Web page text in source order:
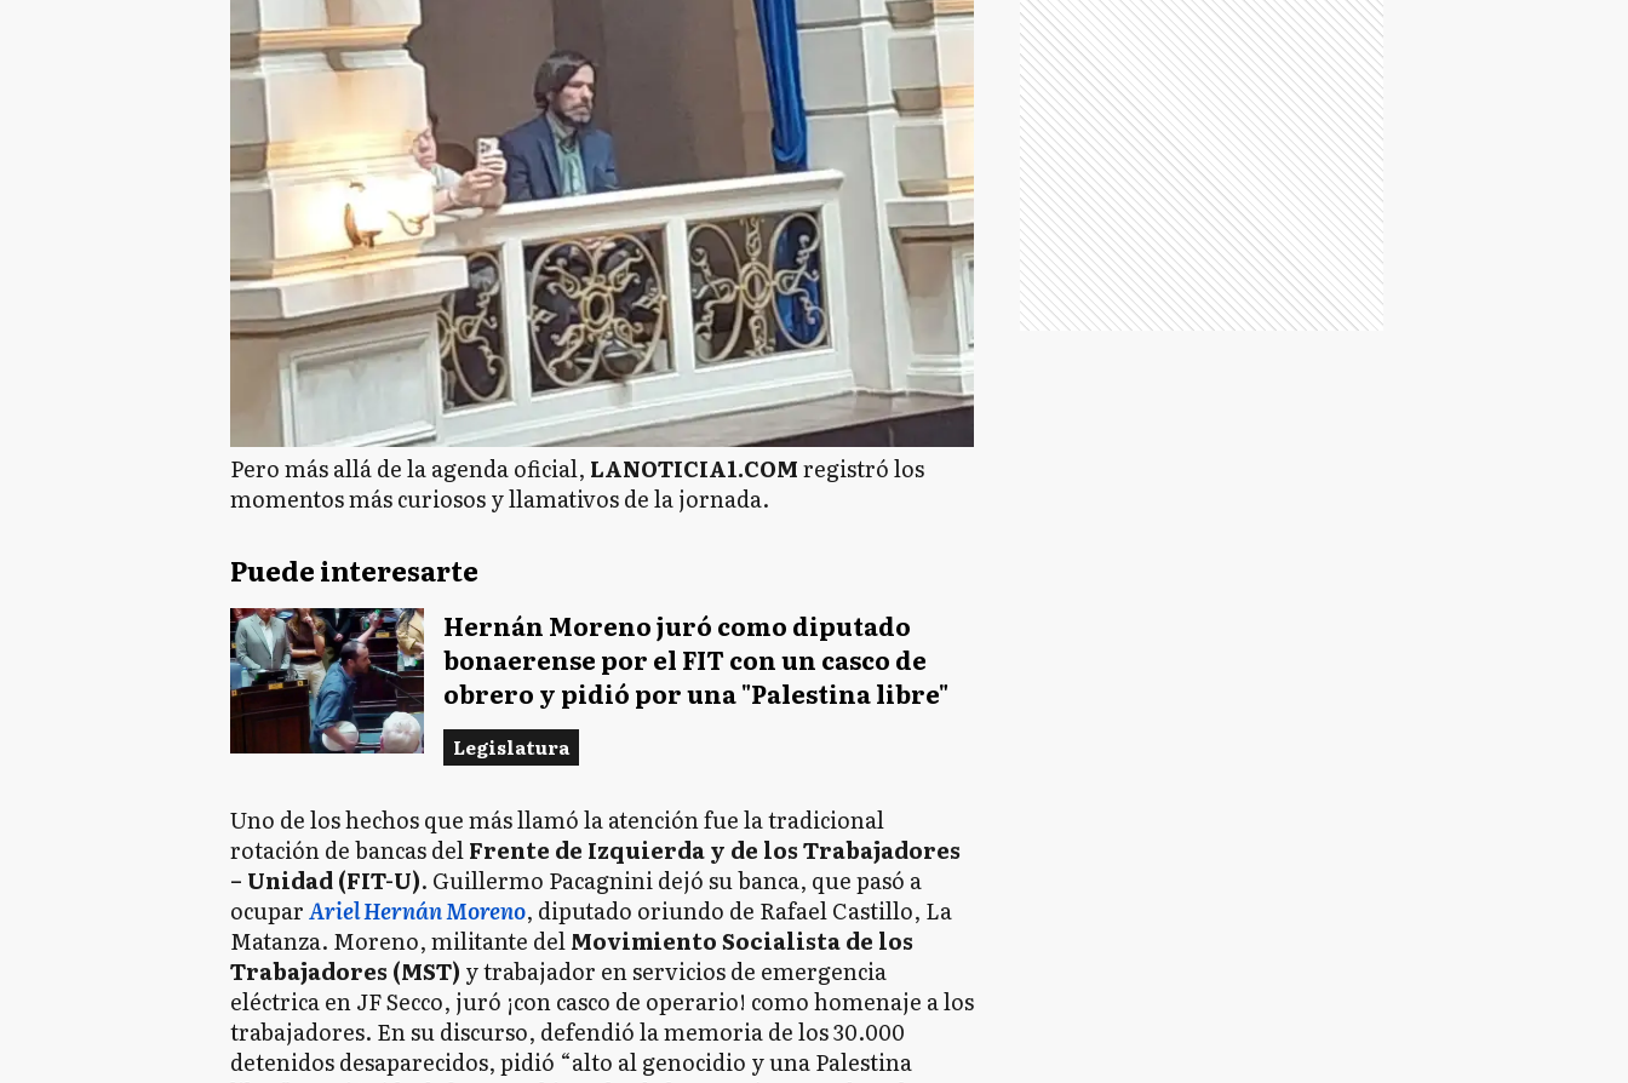
Pero más allá de la agenda oficial, LANOTICIA1.COMregistró los
momentos más curiosos y llamativos de la jornada.
Puede interesarte
Hernán Moreno juró como diputado
bonaerense por el FIT con un casco de
obrero y pidió por una "Palestina libre"
Legislatura
Uno de los hechos que más llamó la atención fue la tradicional
rotación de bancas delFrente de Izquierda y de los Trabajadores
– Unidad (FIT-U). Guillermo Pacagnini dejó su banca, que pasó a
ocuparAriel Hernán Moreno, diputado oriundo de Rafael Castillo, La
Matanza. Moreno, militante delMovimiento Socialista de los
Trabajadores (MST) y trabajador en servicios de emergencia
eléctrica en JF Secco, juró ¡con casco de operario! como homenaje a los
trabajadores. En su discurso, defendió la memoria de los 30.000
detenidos desaparecidos, pidió “alto al genocidio y una Palestina